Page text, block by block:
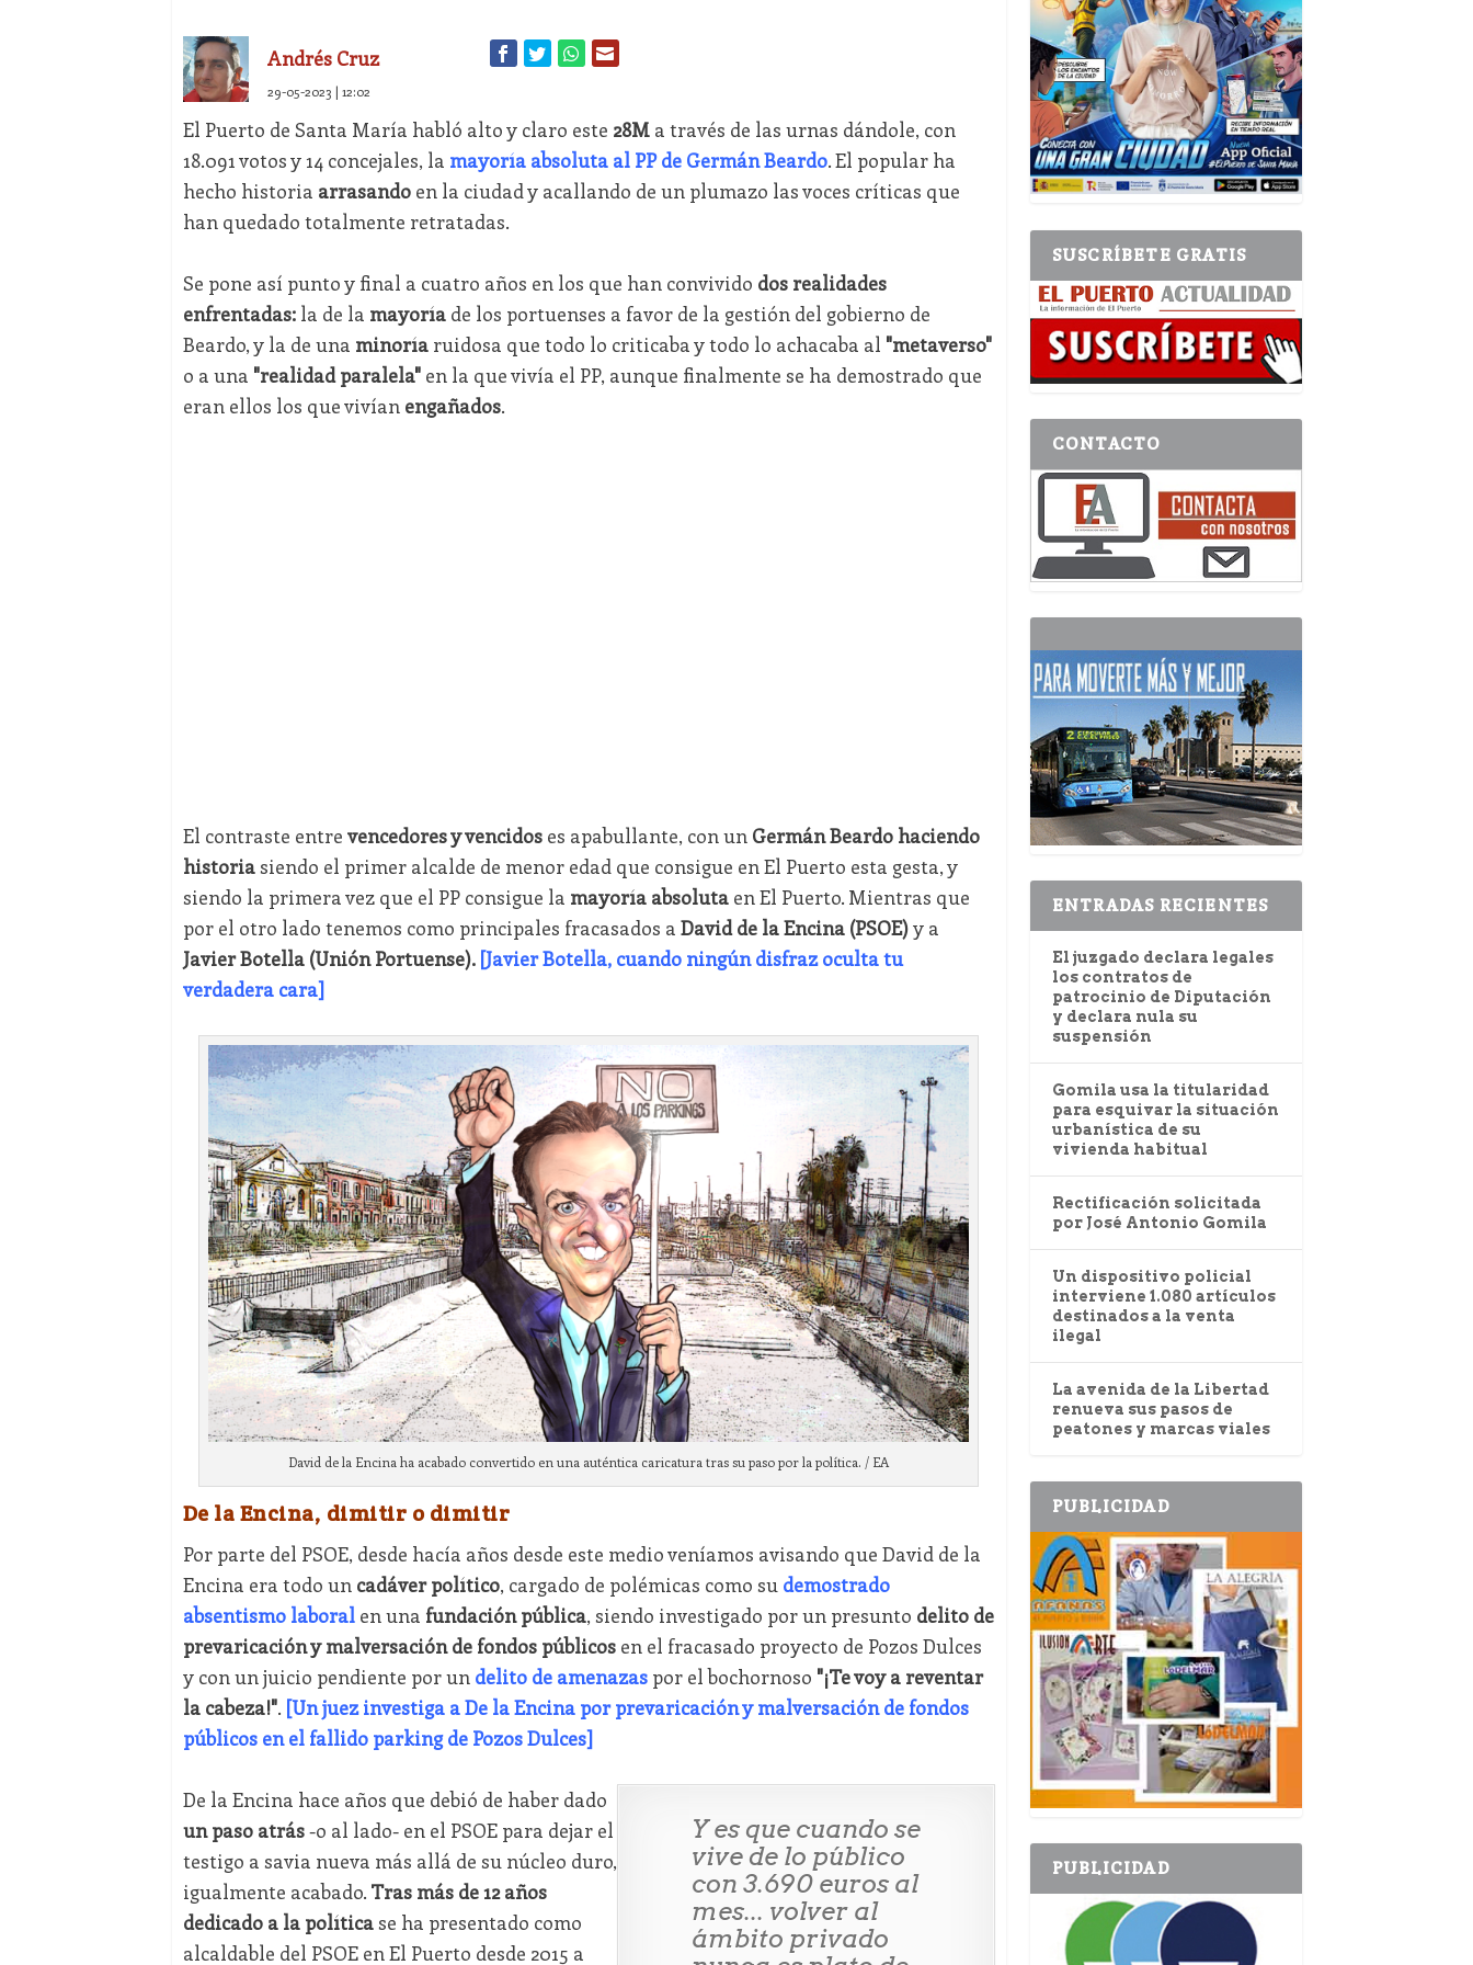
Andrés Cruz
29-05-2023 | 12:02
El Puerto de Santa María habló alto y claro este 28Ma través de las urnas dándole, con
18.091 votos y 14 concejales, la mayoría absoluta al PP de Germán Beardo. El popular ha
hecho historia arrasandoen la ciudad y acallando de un plumazo las voces críticas que
han quedado totalmente retratadas.
Se pone así punto y final a cuatro años en los que han convivido dos realidades
enfrentadas:la de la mayoríade los portuenses a favor de la gestión del gobierno de
Beardo, y la de una minoríaruidosa que todo lo criticaba y todo lo achacaba al "metaverso"
o a una "realidad paralela"en la que vivía el PP, aunque finalmente se ha demostrado que
eran ellos los que vivían engañados.
El contraste entre vencedores y vencidoses apabullante, con un Germán Beardo haciendo
historiasiendo el primer alcalde de menor edad que consigue en El Puerto esta gesta, y
siendo la primera vez que el PP consigue la mayoría absolutaen El Puerto. Mientras que
por el otro lado tenemos como principales fracasados a David de la Encina (PSOE)y a
Javier Botella (Unión Portuense). [Javier Botella, cuando ningún disfraz oculta tu
verdadera cara]
David de la Encina ha acabado convertido en una auténtica caricatura tras su paso por la política. / EA
De la Encina, dimitir o dimitir
Por parte del PSOE, desde hacía años desde este medio veníamos avisando que David de la
Encina era todo un cadáver político, cargado de polémicas como su demostrado
absentismo laboralen una fundación pública, siendo investigado por un presunto delito de
prevaricación y malversación de fondos públicosen el fracasado proyecto de Pozos Dulces
y con un juicio pendiente por un delito de amenazaspor el bochornoso "¡Te voy a reventar
la cabeza!". [Un juez investiga a De la Encina por prevaricación y malversación de fondos
públicos en el fallido parking de Pozos Dulces]
Y es que cuando se
vive de lo público
con 3.690 euros al
mes... volver al
ámbito privado
De la Encina hace años que debió de haber dado
un paso atrás-o al lado- en el PSOE para dejar el
testigo a savia nueva más allá de su núcleo duro,
igualmente acabado. Tras más de 12 años
dedicado a la políticase ha presentado como
alcaldable del PSOE en El Puerto desde 2015 a
SUSCRÍBETE GRATIS
CONTACTO
ENTRADAS RECIENTES
El juzgado declara legales
los contratos de
patrocinio de Diputación
y declara nula su
suspensión
Gomila usa la titularidad
para esquivar la situación
urbanística de su
vivienda habitual
Rectificación solicitada
por José Antonio Gomila
Un dispositivo policial
interviene 1.080 artículos
destinados a la venta
ilegal
La avenida de la Libertad
renueva sus pasos de
peatones y marcas viales
PUBLICIDAD
PUBLICIDAD